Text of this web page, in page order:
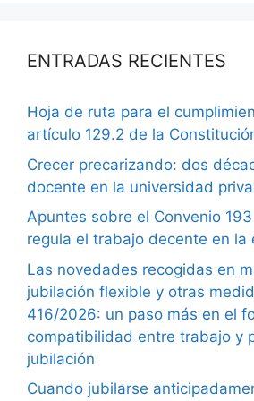
ENTRADAS RECIENTES
Hoja de ruta para el
artículo 129.2 de la
Crecer precarizando: dos
docente en la universidad
Apuntes sobre el Convenio
regula el trabajo decente en la
Las novedades recogidas en
jubilación flexible y otras
416/2026: un paso más en el
compatibilidad entre trabajo y
jubilación
Cuando jubilarse